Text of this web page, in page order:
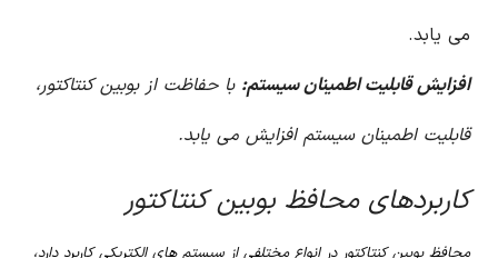
می یابد.
افزایش قابلیت اطمینان سیستم: با حفاظت از بوبین کنتاکتور،
قابلیت اطمینان سیستم افزایش می یابد.
کاربردهای محافظ بوبین کنتاکتور
محافظ بوبین کنتاکتور در انواع مختلفی از سیستم های الکتریکی کاربرد دارد،